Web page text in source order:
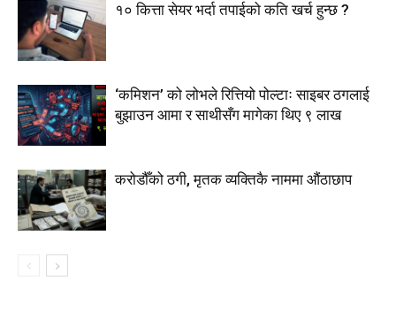
१० कित्ता सेयर भर्दा तपाईको कति खर्च हुन्छ ?
‘कमिशन’ को लोभले रित्तियो पोल्टाः साइबर ठगलाई
बुझाउन आमा र साथीसँग मागेका थिए ९ लाख
करोडौँको ठगी, मृतक व्यक्तिकै नाममा औंठाछाप